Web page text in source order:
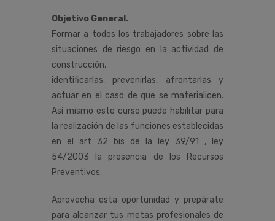
Objetivo General.
Formar a todos los trabajadores sobre las
situaciones de riesgo en la actividad de
construcción,
identificarlas, prevenirlas, afrontarlas y
actuar en el caso de que se materialicen.
Así mismo este curso puede habilitar para
la realización de las funciones establecidas
en el art 32 bis de la ley 39/91 , ley
54/2003 la presencia de los Recursos
Preventivos.
Aprovecha esta oportunidad y prepárate
para alcanzar tus metas profesionales de